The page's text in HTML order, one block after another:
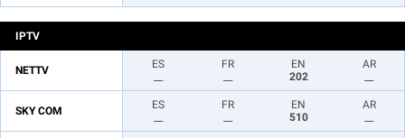
IPTV
NETTV
ES
FR
EN
202
AR
SKY COM
ES
FR
EN
510
AR